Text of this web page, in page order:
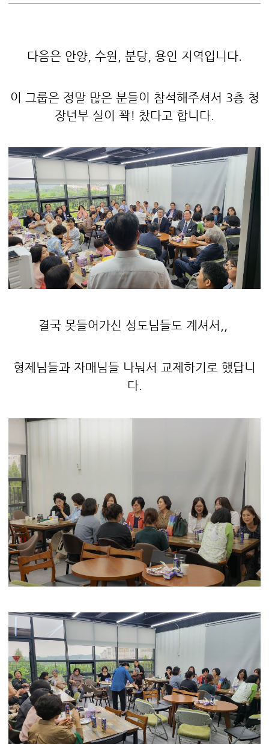
다음은 안양, 수원, 분당, 용인 지역입니다.
이 그룹은 정말 많은 분들이 참석해주셔서 3층 청
장년부 실이 꽉! 찼다고 합니다.
결국 못들어가신 성도님들도 계셔서,,
형제님들과 자매님들 나눠서 교제하기로 했답니
다.